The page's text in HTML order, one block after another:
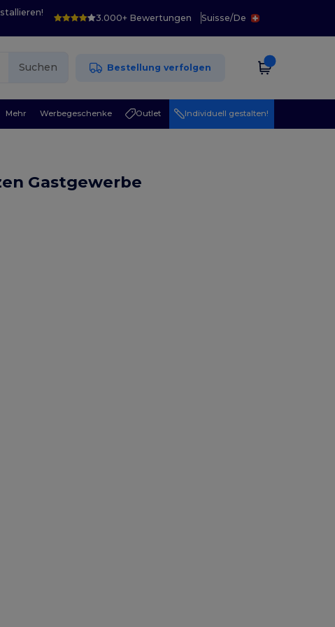
3.000+ Bewertungen Suisse/De
Suchen Bestellung verfolgen
Mehr Werbegeschenke Outlet Individuell gestalten!
Gastgewerbe